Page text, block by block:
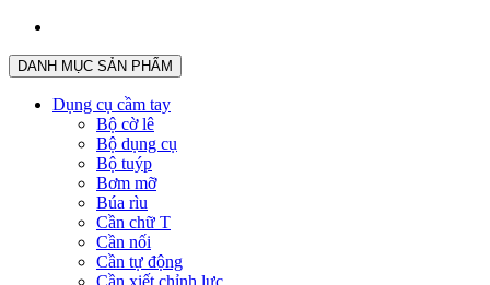
DANH MỤC SẢN PHẨM
Dụng cụ cầm tay
Bộ cờ lê
Bộ dụng cụ
Bộ tuýp
Bơm mỡ
Búa rìu
Cần chữ T
Cần nối
Cần tự động
Cần xiết chỉnh lực